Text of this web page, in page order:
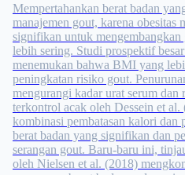
Mempertahankan berat badan
manajemen gout, karena obesitas
signifikan untuk
lebih sering. Studi prospektif
menemukan bahwa BMI yang
peningkatan risiko gout.
mengurangi kadar urat serum
terkontrol acak oleh Dessein et
kombinasi pembatasan kalori dan
berat badan yang signifikan dan
serangan gout. Baru-baru ini,
oleh Nielsen et al. (2018)